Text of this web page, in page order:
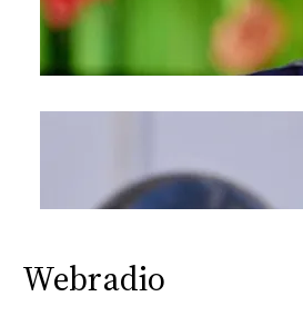
Webradio